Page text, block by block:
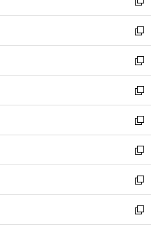
開
く
ウ
で
開
く
ン
ド
ウ
で
開
く
い
ウ
ィ
ン
ド
ウ
で
開
く
新
し
い
ウ
ィ
ン
ド
ウ
で
開
く
新
し
い
ウ
ィ
ン
ド
ウ
で
開
く
新
し
い
ウ
ィ
ン
ド
ウ
で
開
く
新
し
い
ウ
ィ
ン
ド
ウ
で
開
新
し
い
ウ
ィ
ン
ド
ウ
新
し
い
ウ
ィ
ン
新
し
い
ウ
新
し